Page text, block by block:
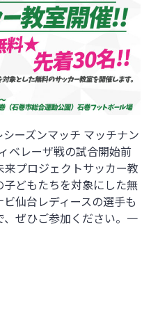
ーズンマッチ マッチナン
ベレーザ戦の試合開始前
プロジェクトサッカー教
どもたちを対象にした無
仙台レディースの選手も
ぜひご参加ください。一